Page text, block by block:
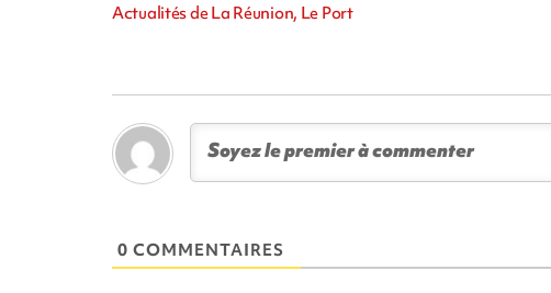
Actualités de La Réunion, Le Port
0 COMMENTAIRES